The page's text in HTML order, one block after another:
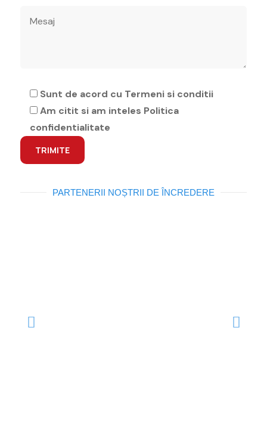
Sunt de acord cu Termeni si conditii
Am citit si am inteles Politica
confidentialitate
PARTENERII NOȘTRII DE ÎNCREDERE